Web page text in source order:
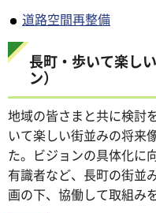
道路空間再整備
長町・歩いて楽し
ン）
地域の皆さまと共に検討
いて楽しい街並みの将来
た。ビジョンの具体化に
有識者など、長町の街並
画の下、協働して取組み